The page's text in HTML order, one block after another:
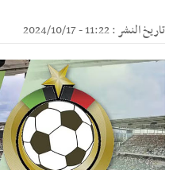
تاريخ النشر : 11:22 - 2024/10/17